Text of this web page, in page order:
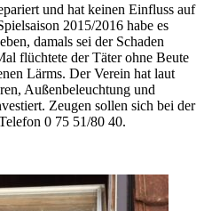
und hat keinen Einfluss auf
2015/2016 habe es
damals sei der Schaden
flüchtete der Täter ohne Beute
Lärms. Der Verein hat laut
Außenbeleuchtung und
Zeugen sollen sich bei der
0 75 51/80 40.